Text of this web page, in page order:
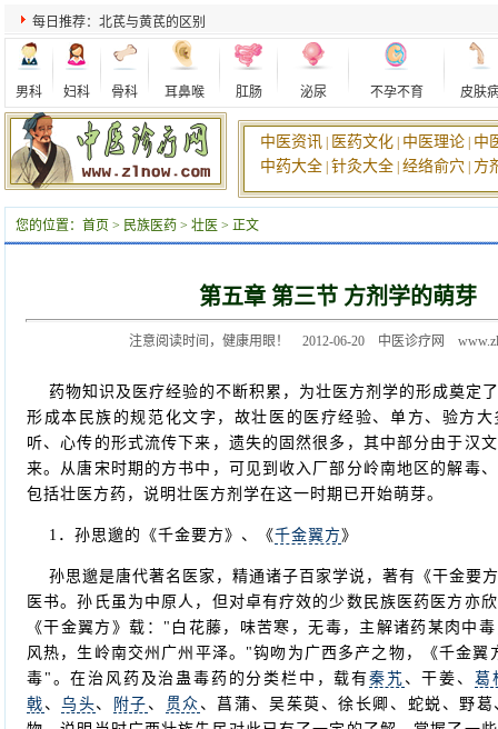
每日推荐：北芪与黄芪的区别
男科 妇科 骨科 耳鼻喉 肛肠 泌尿 不孕不育 皮肤
中医资讯 医药文化 中医理论 中
中药大全 针灸大全 经络俞穴 方
您的位置： 首页 > 民族医药 > 壮医 > 正文
第五章 第三节 方剂学的萌芽
注意阅读时间，健康用眼！ 2012-06-20 中医诊疗网
药物知识及医疗经验的不断积累，为壮医方剂学的形成奠定
形成本民族的规范化文字，故壮医的医疗经验、单方、验方
听、心传的形式流传下来，遗失的固然很多，其中部分由于汉
来。从唐宋时期的方书中，可见到收入厂部分岭南地区的解毒
包括壮医方药，说明壮医方剂学在这一时期已开始萌芽。
1．孙思邈的《千金要方》、《千金翼方》
孙思邈是唐代著名医家，精通诸子百家学说，著有《干金要
医书。孙氏虽为中原人，但对卓有疗效的少数民族医药医方亦
《干金翼方》载："白花藤，味苦寒，无毒，主解诸药某肉中
风热，生岭南交州广州平泽。"钩吻为广西多产之物，《千金翼
毒"。在治风药及治蛊毒药的分类栏中，载有秦艽 、干姜、 葛
戟 、乌头、 附子 、 贯众 、菖蒲、吴茱萸、徐长卿、蛇蜕、野